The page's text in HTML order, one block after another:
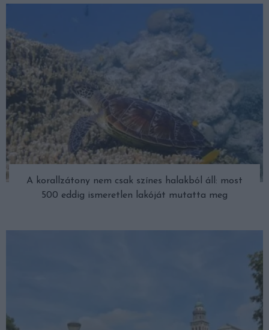
A korallzátony nem csak színes halakból áll: most
500 eddig ismeretlen lakóját mutatta meg